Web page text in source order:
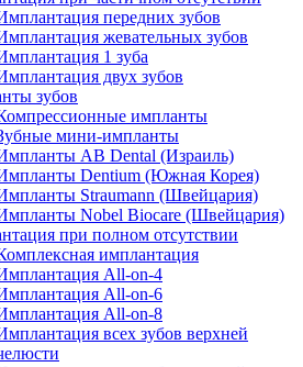
передних зубов
жевательных зубов
1 зуба
двух зубов
зубов
импланты
мини-импланты
AB Dental (Израиль)
Dentium (Южная Корея)
Straumann (Швейцария)
Nobel Biocare (Швейцария)
при полном отсутствии
имплантация
All-on-4
All-on-6
All-on-8
всех зубов верхней